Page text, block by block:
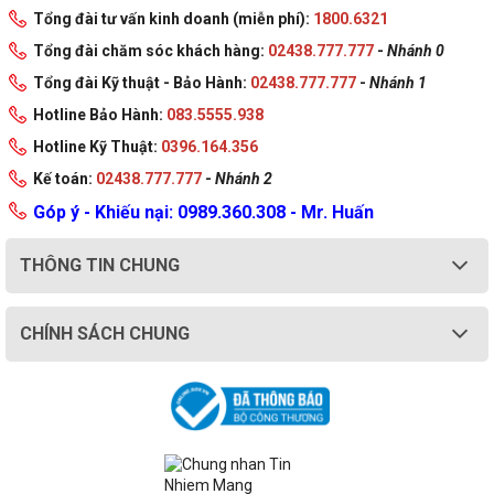
Tổng đài tư vấn kinh doanh (miễn phí): 1800.6321
Tổng đài chăm sóc khách hàng: 02438.777.777 - Nhánh 0
Tổng đài Kỹ thuật - Bảo Hành: 02438.777.777 - Nhánh 1
Hotline Bảo Hành: 083.5555.938
Hotline Kỹ Thuật: 0396.164.356
Kế toán: 02438.777.777 - Nhánh 2
Góp ý - Khiếu nại: 0989.360.308 - Mr. Huấn
THÔNG TIN CHUNG
CHÍNH SÁCH CHUNG